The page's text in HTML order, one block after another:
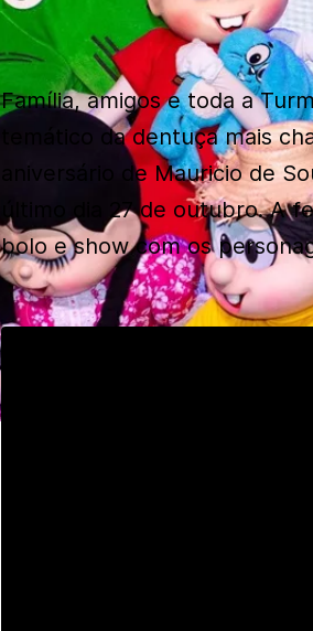
Família, amigos e toda a
temático da dentuça mais
aniversário de Mauricio de
último dia 27 de outubro. A
bolo e show com os